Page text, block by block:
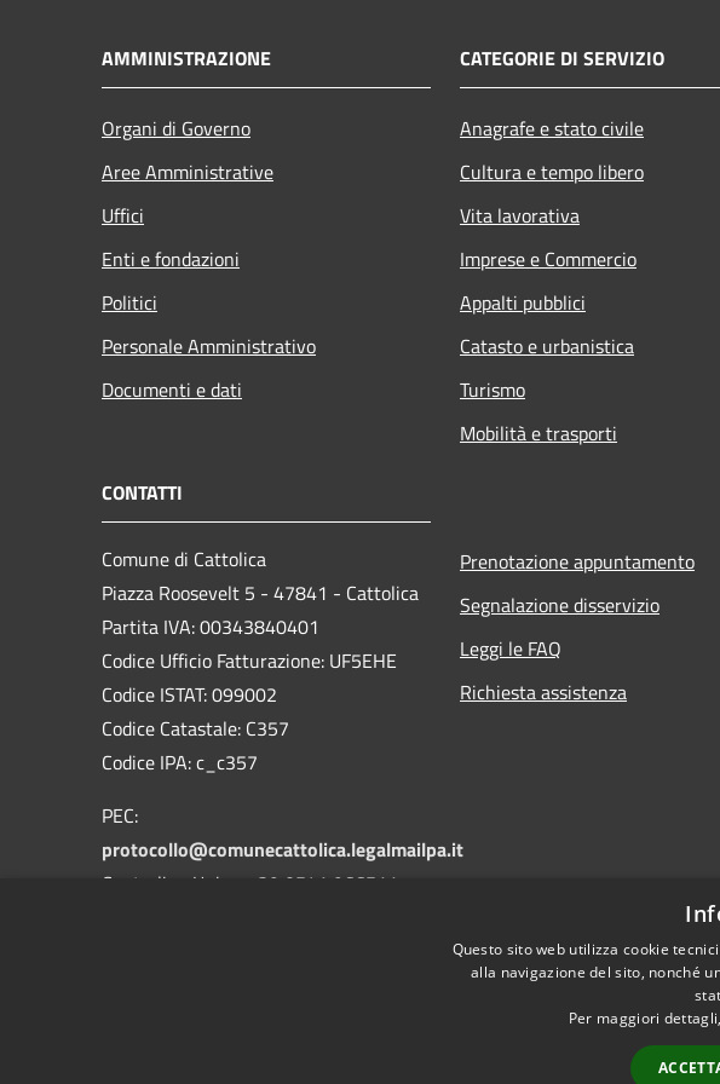
AMMINISTRAZIONE
Organi di Governo
Aree Amministrative
Uffici
Enti e fondazioni
Politici
Personale Amministrativo
Documenti e dati
CATEGORIE DI SERVIZIO
Anagrafe e stato civile
Cultura e tempo libero
Vita lavorativa
Imprese e Commercio
Appalti pubblici
Catasto e urbanistica
Turismo
Mobilità e trasporti
CONTATTI
Comune di Cattolica
Piazza Roosevelt 5 - 47841 - Cattolica
Partita IVA: 00343840401
Codice Ufficio Fatturazione: UF5EHE
Codice ISTAT: 099002
Codice Catastale: C357
Codice IPA: c_c357
PEC:
protocollo@comunecattolica.legalmailpa.it
Centralino Unico: +39 0541 966511
Prenotazione appuntamento
Segnalazione disservizio
Leggi le FAQ
Richiesta assistenza
Questo sito web utilizza cookie
alla navigazione del sito, nonché
Per maggiori